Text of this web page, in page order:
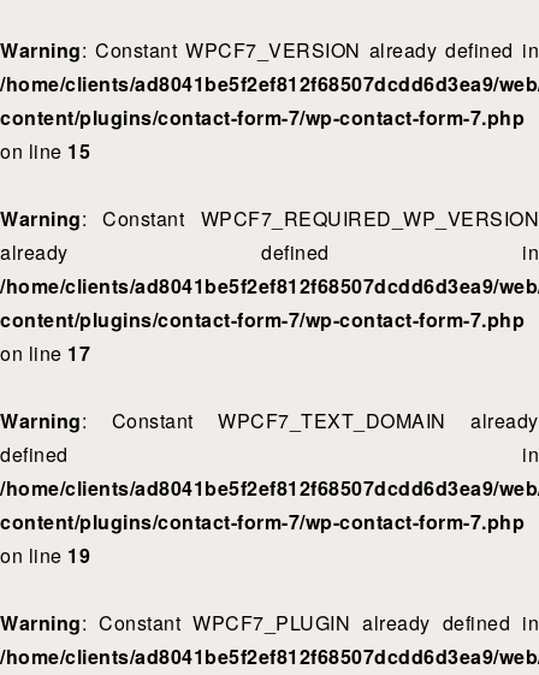
Warning: Constant WPCF7_VERSION already defined in
/home/clients/ad8041be5f2ef812f68507dcdd6d3ea9/
content/plugins/contact-form-7/wp-contact-form-7.php
on line 15
Warning: Constant WPCF7_REQUIRED_WP_VERSION
already defined in
/home/clients/ad8041be5f2ef812f68507dcdd6d3ea9/
content/plugins/contact-form-7/wp-contact-form-7.php
on line 17
Warning: Constant WPCF7_TEXT_DOMAIN already
defined in
/home/clients/ad8041be5f2ef812f68507dcdd6d3ea9/
content/plugins/contact-form-7/wp-contact-form-7.php
on line 19
Warning: Constant WPCF7_PLUGIN already defined in
/home/clients/ad8041be5f2ef812f68507dcdd6d3ea9/